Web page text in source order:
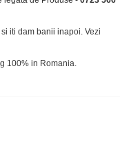
iti dam banii inapoi.Vezi
100% in Romania.